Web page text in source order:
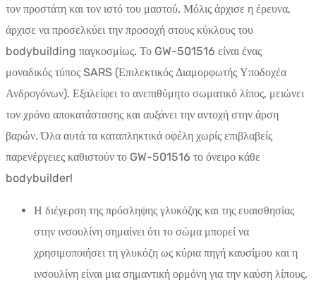
τον προστάτη και τον ιστό του μαστού. Μόλις άρχισε η έρευνα,
άρχισε να προσελκύει την προσοχή στους κύκλους του
bodybuilding παγκοσμίως. Το GW-501516 είναι ένας
μοναδικός τύπος SARS (Επιλεκτικός Διαμορφωτής Υποδοχέα
Ανδρογόνων). Εξαλείφει το ανεπιθύμητο σωματικό λίπος, μειώνει
τον χρόνο αποκατάστασης και αυξάνει την αντοχή στην άρση
βαρών. Όλα αυτά τα καταπληκτικά οφέλη χωρίς επιβλαβείς
παρενέργειες καθιστούν το GW-501516 το όνειρο κάθε
bodybuilder!
Η διέγερση της πρόσληψης γλυκόζης και της ευαισθησίας
στην ινσουλίνη σημαίνει ότι το σώμα μπορεί να
χρησιμοποιήσει τη γλυκόζη ως κύρια πηγή καυσίμου και η
ινσουλίνη είναι μια σημαντική ορμόνη για την καύση λίπους.